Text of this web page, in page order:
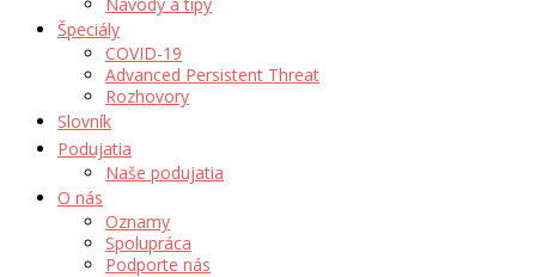
Špeciály
COVID-19
Advanced Persistent Threat
Rozhovory
Slovník
Podujatia
Naše podujatia
O nás
Oznamy
Spolupráca
Podporte nás